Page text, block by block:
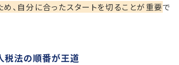
、自分に合ったスタートを切ることが重要で
税法の順番が王道